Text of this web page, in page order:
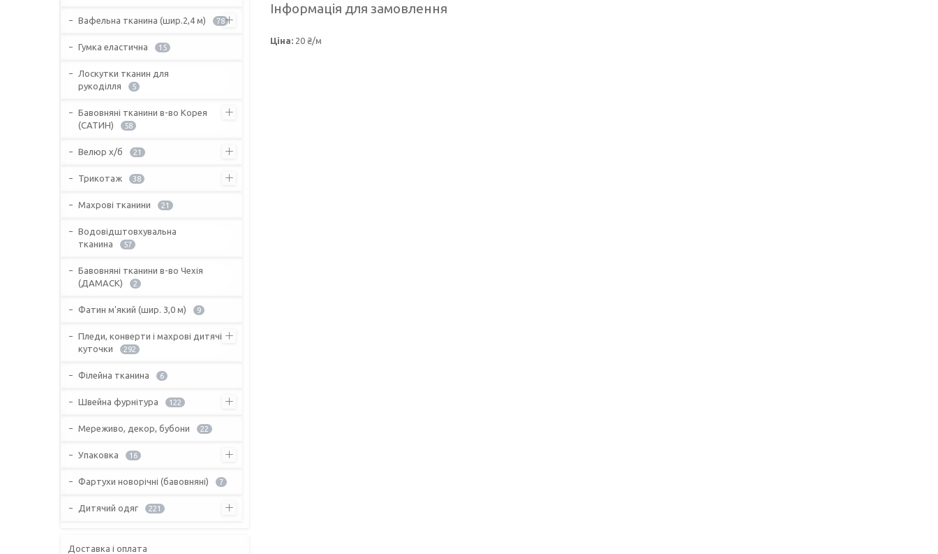
Інформація для замовлення
Ціна: 20 ₴/м
Вафельна тканина (шир.2,4 м) 78
Гумка еластична 15
Лоскутки тканин для
рукоділля
5
Бавовняні тканини в-во Корея
(САТИН)
58
Велюр х/б 21
Трикотаж 38
Махрові тканини 21
Водовідштовхувальна
тканина
57
Бавовняні тканини в-во Чехія
(ДАМАСК)
2
Фатин м'який (шир. 3,0 м) 9
Пледи, конверти і махрові дитячі
куточки
292
Філейна тканина 6
Швейна фурнітура 122
Мереживо, декор, бубони 22
Упаковка 16
Фартухи новорічні (бавовняні) 7
Дитячий одяг 221
Доставка і оплата